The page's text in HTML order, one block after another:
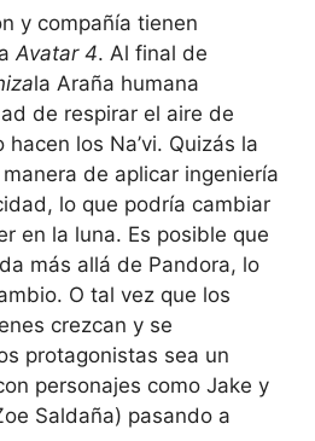
y compañía tienen
Avatar 4. Al final de
la Araña humana
de respirar el aire de
los Na’vi. Quizás la
de aplicar ingeniería
lo que podría cambiar
en la luna. Es posible que
más allá de Pandora, lo
O tal vez que los
crezcan y se
protagonistas sea un
personajes como Jake y
Saldaña) pasando a